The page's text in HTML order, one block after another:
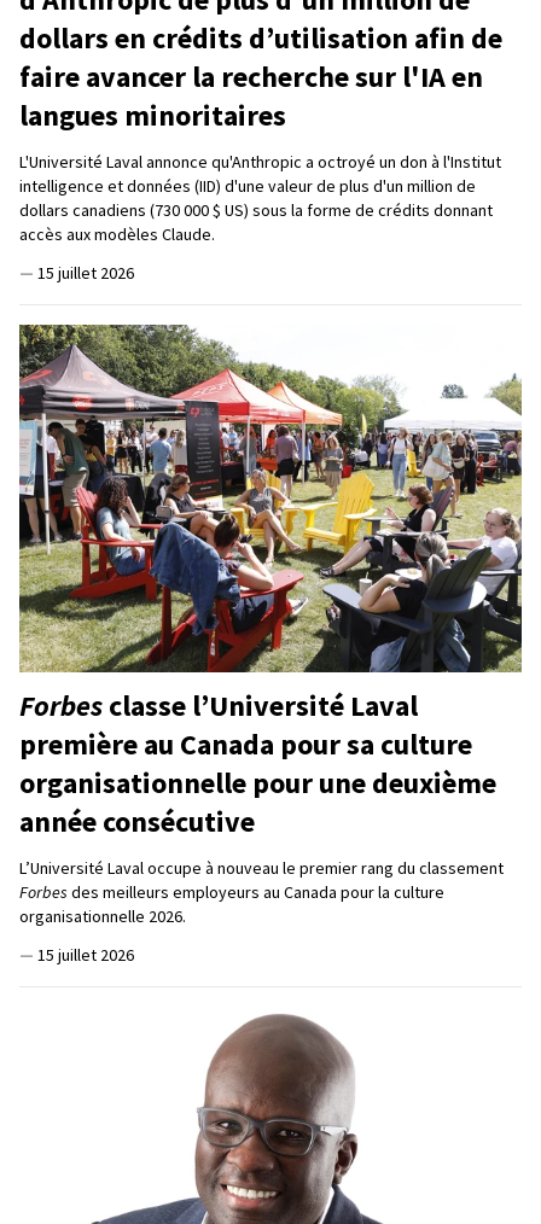
dollars en crédits d’utilisation afin de
faire avancer la recherche sur l'IA en
langues minoritaires
L'Université Laval annonce qu'Anthropic a octroyé un don à l'Institut
intelligence et données (IID) d'une valeur de plus d'un million de
dollars canadiens (730 000 $ US) sous la forme de crédits donnant
accès aux modèles Claude.
— 15 juillet 2026
Forbesclasse l’Université Laval
première au Canada pour sa culture
organisationnelle pour une deuxième
année consécutive
L’Université Laval occupe à nouveau le premier rang du classement
Forbes des meilleurs employeurs au Canada pour la culture
organisationnelle 2026.
— 15 juillet 2026